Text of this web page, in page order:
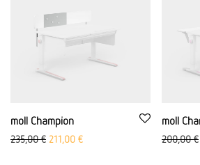
moll Champion
235,00€ 原价： 235.00 欧元
211,00 €Aktueller Preis ist: 211,00 €.
moll
200,00€